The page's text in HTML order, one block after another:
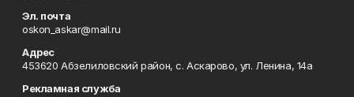
Эл. почта
oskon_askar@mail.ru
Адрес
453620 Абзелиловский район, с. Аскарово, ул. Ленина, 14а
Рекламная служба